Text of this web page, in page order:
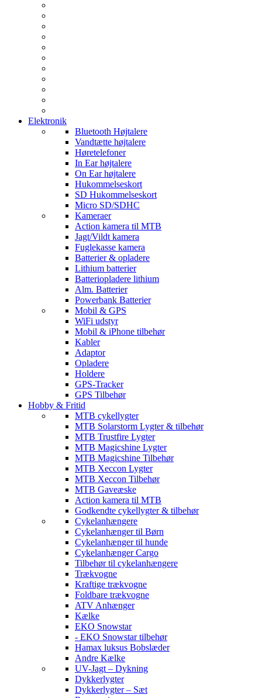
Elektronik
Bluetooth Højtalere
Vandtætte højtalere
Høretelefoner
In Ear højtalere
On Ear højtalere
Hukommelseskort
SD Hukommelseskort
Micro SD/SDHC
Kameraer
Action kamera til MTB
Jagt/Vildt kamera
Fuglekasse kamera
Batterier & opladere
Lithium batterier
Batteriopladere lithium
Alm. Batterier
Powerbank Batterier
Mobil & GPS
WiFi udstyr
Mobil & iPhone tilbehør
Kabler
Adaptor
Opladere
Holdere
GPS-Tracker
GPS Tilbehør
Hobby & Fritid
MTB cykellygter
MTB Solarstorm Lygter & tilbehør
MTB Trustfire Lygter
MTB Magicshine Lygter
MTB Magicshine Tilbehør
MTB Xeccon Lygter
MTB Xeccon Tilbehør
MTB Gaveæske
Action kamera til MTB
Godkendte cykellygter & tilbehør
Cykelanhængere
Cykelanhænger til Børn
Cykelanhænger til hunde
Cykelanhænger Cargo
Tilbehør til cykelanhængere
Trækvogne
Kraftige trækvogne
Foldbare trækvogne
ATV Anhænger
Kælke
EKO Snowstar
- EKO Snowstar tilbehør
Hamax luksus Bobslæder
Andre Kælke
UV-Jagt – Dykning
Dykkerlygter
Dykkerlygter – Sæt